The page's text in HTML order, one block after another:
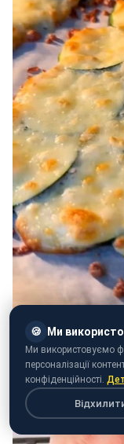
🍪 Ми
Ми використовуємо
персоналізації
конфіденційності.